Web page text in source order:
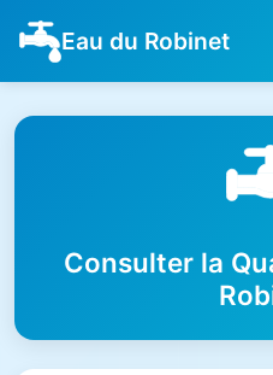
Eau du Robinet
Consulter la